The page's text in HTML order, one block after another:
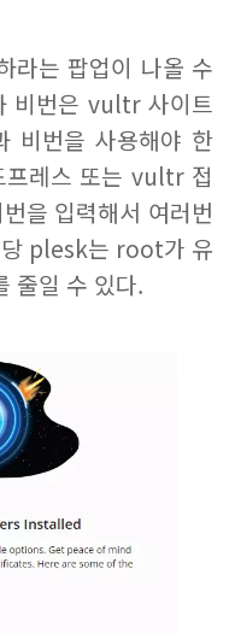
라는 팝업이 나올 수
비번은 vultr 사이트
비번을 사용해야 한
프레스 또는 vultr 접
을 입력해서 여러번
당 plesk는 root가 유
줄일 수 있다.